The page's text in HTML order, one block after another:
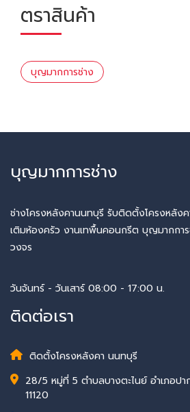
ตราสินค้า
บุญมากการช่าง
บุญมากการช่าง
ช่างโครงหลังคานนทบุรี รับติดตั้งโครงหลัง
เติมห้องครัว งานเทพื้นคอนกรีต บุญมากกา
วงจร
วันจันทร์ - วันเสาร์ 08:00 - 17:00 น.
ติดต่อเรา
ติดตั้งโครงหลังคา นนทบุรี
28/5 หมู่ที่ 5 ตำบลบางตะไนย์ อำเภอป
11120